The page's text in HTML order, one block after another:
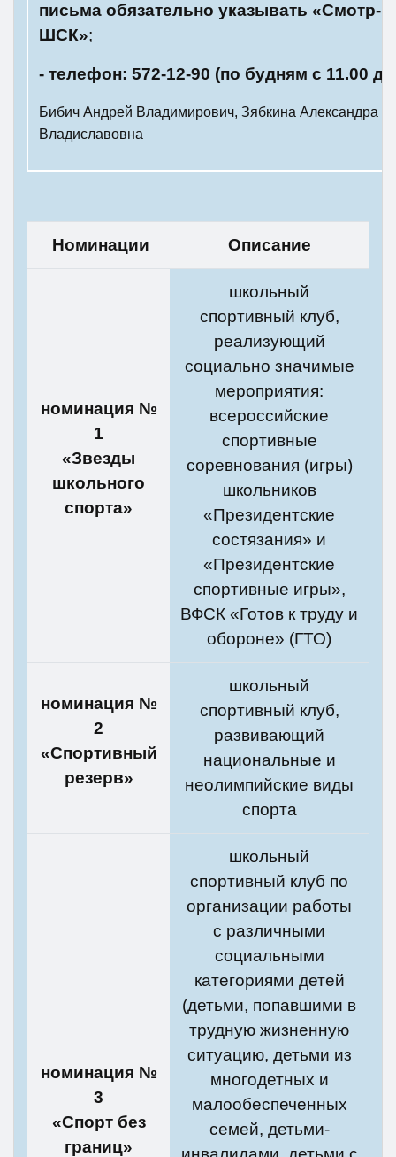
письма обязательно указывать «Смотр-
ШСК»;
- телефон: 572-12-90 (по будням с 11.00
Бибич Андрей Владимирович, Зябкина Александра
Владиславовна
Номинации Описание
номинация №
1
«Звезды
школьного
спорта»
школьный
спортивный клуб,
реализующий
социально значимые
мероприятия:
всероссийские
спортивные
соревнования (игры)
школьников
«Президентские
состязания» и
«Президентские
спортивные игры»,
ВФСК «Готов к труду и
обороне» (ГТО)
номинация №
2
«Спортивный
резерв»
школьный
спортивный клуб,
развивающий
национальные и
неолимпийские виды
спорта
номинация №
3
«Спорт без
границ»
школьный
спортивный клуб по
организации работы
с различными
социальными
категориями детей
(детьми, попавшими в
трудную жизненную
ситуацию, детьми из
многодетных и
малообеспеченных
семей, детьми-